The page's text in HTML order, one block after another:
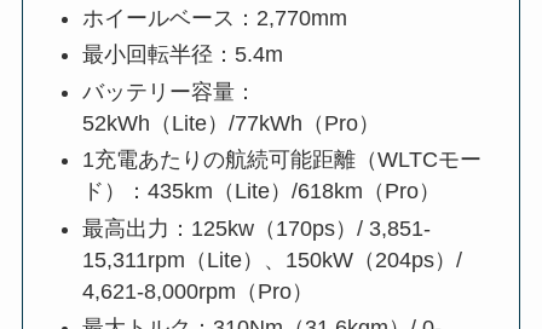
ホイールベース：2,770mm
最小回転半径：5.4m
バッテリー容量：
52kWh（Lite）/77kWh（Pro）
1充電あたりの航続可能距離（WLTCモー
ド）：435km（Lite）/618km（Pro）
最高出力：125kw（170ps）/ 3,851-
15,311rpm（Lite）、150kW（204ps）/
4,621-8,000rpm（Pro）